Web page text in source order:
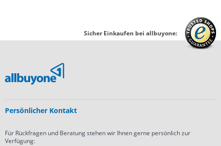
Sicher Einkaufen bei allbuyone:
Persönlicher Kontakt
Für Rückfragen und Beratung stehen wir Ihnen gerne persönlich zur
Verfügung: